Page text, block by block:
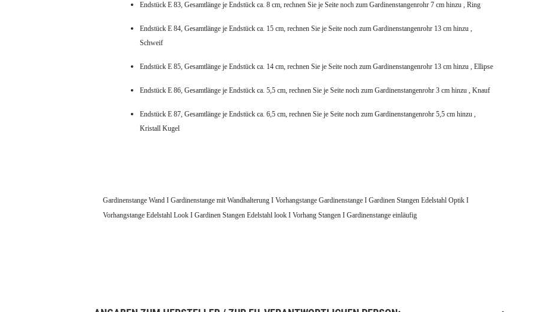
Endstück E 83, Gesamtlänge je Endstück ca. 8 cm, rechnen Sie je Seite noch zum Gardinenstangenrohr 7 cm hinzu , Ring
Endstück E 84, Gesamtlänge je Endstück ca. 15 cm, rechnen Sie je Seite noch zum Gardinenstangenrohr 13 cm hinzu ,
Schweif
Endstück E 85, Gesamtlänge je Endstück ca. 14 cm, rechnen Sie je Seite noch zum Gardinenstangenrohr 13 cm hinzu , Ellipse
Endstück E 86, Gesamtlänge je Endstück ca. 5,5 cm, rechnen Sie je Seite noch zum Gardinenstangenrohr 3 cm hinzu , Knauf
Endstück E 87, Gesamtlänge je Endstück ca. 6,5 cm, rechnen Sie je Seite noch zum Gardinenstangenrohr 5,5 cm hinzu ,
Kristall Kugel
Gardinenstange Wand I Gardinenstange mit Wandhalterung I Vorhangstange Gardinenstange I Gardinen Stangen Edelstahl Optik I
Vorhangstange Edelstahl Look I Gardinen Stangen Edelstahl look I Vorhang Stangen I Gardinenstange einläufig